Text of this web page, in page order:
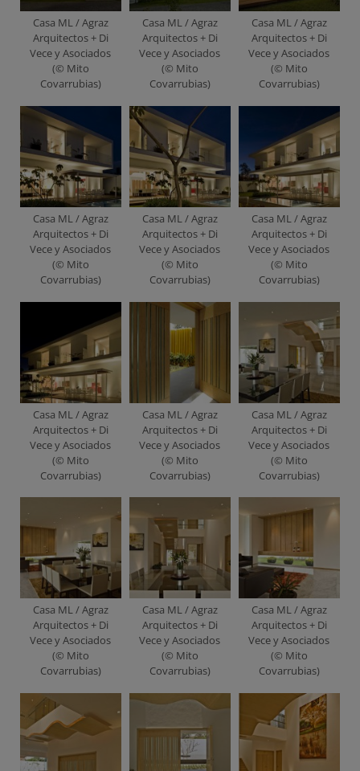
Casa ML / Agraz
Arquitectos + Di
Vece y Asociados
(© Mito
Covarrubias)
Casa ML / Agraz
Arquitectos + Di
Vece y Asociados
(© Mito
Covarrubias)
Casa ML / Agraz
Arquitectos + Di
Vece y Asociados
(© Mito
Covarrubias)
Casa ML / Agraz
Arquitectos + Di
Vece y Asociados
(© Mito
Covarrubias)
Casa ML / Agraz
Arquitectos + Di
Vece y Asociados
(© Mito
Covarrubias)
Casa ML / Agraz
Arquitectos + Di
Vece y Asociados
(© Mito
Covarrubias)
Casa ML / Agraz
Arquitectos + Di
Vece y Asociados
(© Mito
Covarrubias)
Casa ML / Agraz
Arquitectos + Di
Vece y Asociados
(© Mito
Covarrubias)
Casa ML / Agraz
Arquitectos + Di
Vece y Asociados
(© Mito
Covarrubias)
Casa ML / Agraz
Arquitectos + Di
Vece y Asociados
(© Mito
Covarrubias)
Casa ML / Agraz
Arquitectos + Di
Vece y Asociados
(© Mito
Covarrubias)
Casa ML / Agraz
Arquitectos + Di
Vece y Asociados
(© Mito
Covarrubias)